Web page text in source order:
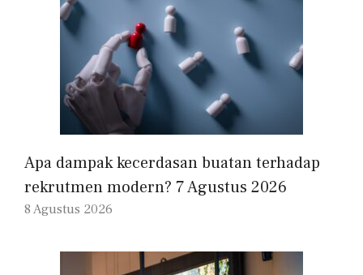
Apa dampak kecerdasan buatan terhadap
rekrutmen modern? 7 Agustus 2026
8 Agustus 2026